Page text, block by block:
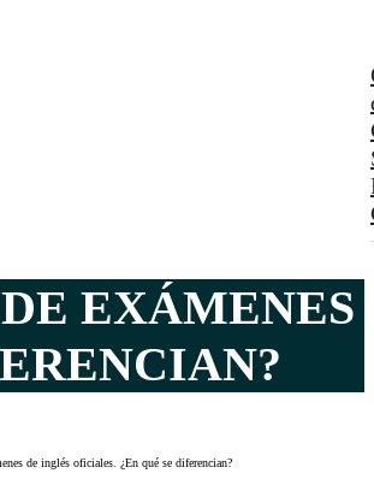
de inglés oficiales. ¿En qué se diferencian?